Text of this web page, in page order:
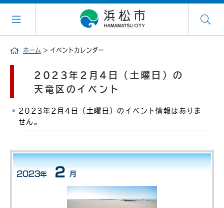
ホーム > イベントカレンダー
2023年2月4日（土曜日）の
天竜区のイベント
2023年2月4日（土曜日）のイベント情報はありま
せん。